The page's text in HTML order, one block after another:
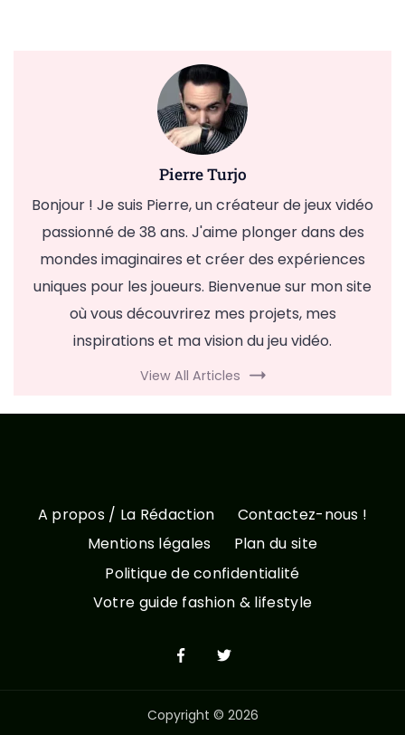
Pierre Turjo
Bonjour ! Je suis Pierre, un créateur de jeux vidéo
passionné de 38 ans. J'aime plonger dans des
mondes imaginaires et créer des expériences
uniques pour les joueurs. Bienvenue sur mon site
où vous découvrirez mes projets, mes
inspirations et ma vision du jeu vidéo.
View All Articles
A propos / La Rédaction
Contactez-nous !
Mentions légales
Plan du site
Politique de confidentialité
Votre guide fashion & lifestyle
Copyright © 2026